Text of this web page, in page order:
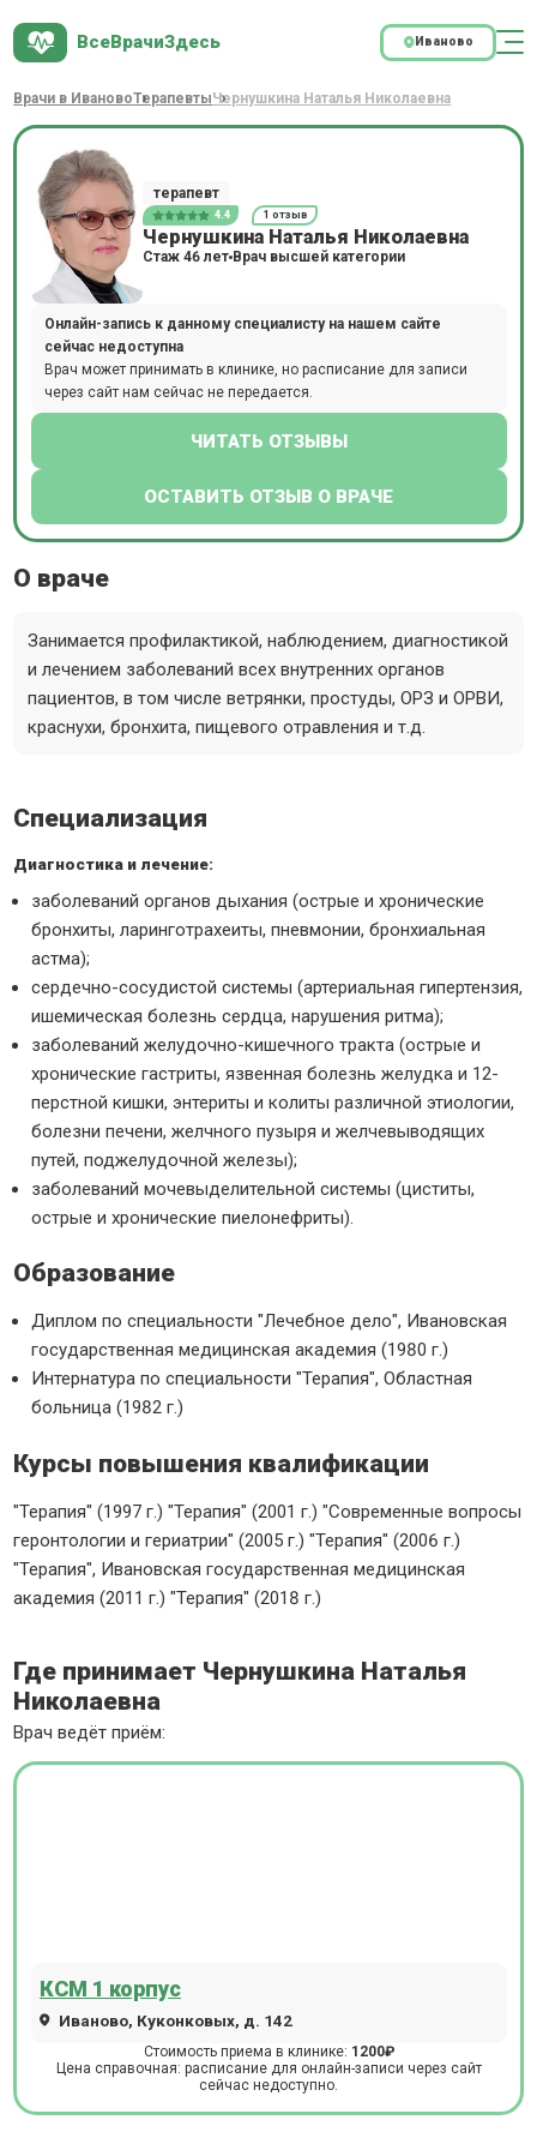
ВсеВрачиЗдесь Иваново
Врачи в ИвановоТерапевтыЧернушкина Наталья Николаевна
терапевт
4.4 1 отзыв
Чернушкина Наталья Николаевна
Стаж 46 лет Врач высшей категории
Онлайн-запись к данному специалисту на нашем сайте
сейчас недоступна
Врач может принимать в клинике, но расписание для записи
через сайт нам сейчас не передается.
ЧИТАТЬ ОТЗЫВЫ
ОСТАВИТЬ ОТЗЫВ О ВРАЧЕ
О враче
Занимается профилактикой, наблюдением, диагностикой
и лечением заболеваний всех внутренних органов
пациентов, в том числе ветрянки, простуды, ОРЗ и ОРВИ,
краснухи, бронхита, пищевого отравления и т.д.
Специализация
Диагностика и лечение:
заболеваний органов дыхания (острые и хронические
бронхиты, ларинготрахеиты, пневмонии, бронхиальная
астма);
сердечно-сосудистой системы (артериальная гипертензия,
ишемическая болезнь сердца, нарушения ритма);
заболеваний желудочно-кишечного тракта (острые и
хронические гастриты, язвенная болезнь желудка и 12-
перстной кишки, энтериты и колиты различной этиологии,
болезни печени, желчного пузыря и желчевыводящих
путей, поджелудочной железы);
заболеваний мочевыделительной системы (циститы,
острые и хронические пиелонефриты).
Образование
Диплом по специальности "Лечебное дело", Ивановская
государственная медицинская академия (1980 г.)
Интернатура по специальности "Терапия", Областная
больница (1982 г.)
Курсы повышения квалификации
"Терапия" (1997 г.) "Терапия" (2001 г.) "Современные вопросы
геронтологии и гериатрии" (2005 г.) "Терапия" (2006 г.)
"Терапия", Ивановская государственная медицинская
академия (2011 г.) "Терапия" (2018 г.)
Где принимает Чернушкина Наталья
Николаевна
Врач ведёт приём:
КСМ 1 корпус
Иваново, Куконковых, д. 142
Стоимость приема в клинике: 1200₽
Цена справочная: расписание для онлайн-записи через сайт
сейчас недоступно.